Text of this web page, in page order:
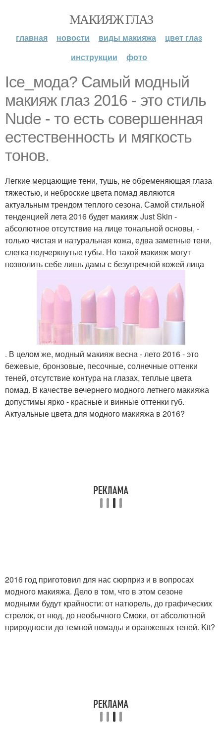
МАКИЯЖ ГЛАЗ
главная новости виды макияжа
цвет глаз
инструкции
фото
Ice_мода? Самый модный
макияж глаз 2016 - это стиль
Nude - то есть совершенная
естественность и мягкость
тонов.
Легкие мерцающие тени, тушь, не обременяющая глаза
тяжестью, и неброские цвета помад являются
актуальным трендом теплого сезона. Самой стильной
тенденцией лета 2016 будет макияж Just Skin -
абсолютное отсутствие на лице тональной основы, -
только чистая и натуральная кожа, едва заметные тени,
слегка подчеркнутые губы. Но такой макияж могут
позволить себе лишь дамы с безупречной кожей лица
. В целом же, модный макияж весна - лето 2016 - это
бежевые, бронзовые, песочные, солнечные оттенки
теней, отсутствие контура на глазах, теплые цвета
помад. В качестве вечернего модного летнего макияжа
допустимы ярко - красные и винные оттенки губ.
Актуальные цвета для модного макияжа в 2016?
2016 год приготовил для нас сюрприз и в вопросах
модного макияжа. Дело в том, что в этом сезоне
модными будут крайности: от натюрель, до графических
стрелок, от нюд, до необычного Смоки, от абсолютной
природности до темной помады и оранжевых теней. Kit?